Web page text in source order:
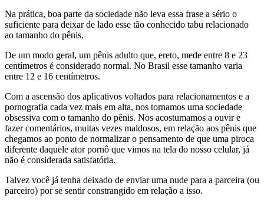
Na prática, boa parte da sociedade não leva essa frase a sério o
suficiente para deixar de lado esse tão conhecido tabu relacionado
ao tamanho do pênis.
De um modo geral, um pênis adulto que, ereto, mede entre 8 e 23
centímetros é considerado normal. No Brasil esse tamanho varia
entre 12 e 16 centímetros.
Com a ascensão dos aplicativos voltados para relacionamentos e a
pornografia cada vez mais em alta, nos tornamos uma sociedade
obsessiva com o tamanho do pênis. Nos acostumamos a ouvir e
fazer comentários, muitas vezes maldosos, em relação aos pênis que
chegamos ao ponto de normalizar o pensamento de que uma piroca
diferente daquele ator pornô que vimos na tela do nosso celular, já
não é considerada satisfatória.
Talvez você já tenha deixado de enviar uma nude para a parceira (ou
parceiro) por se sentir constrangido em relação a isso.